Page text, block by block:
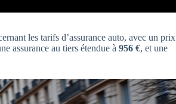
les tarifs d’assurance auto, avec un prix
assurance au tiers étendue à 956 €, et une